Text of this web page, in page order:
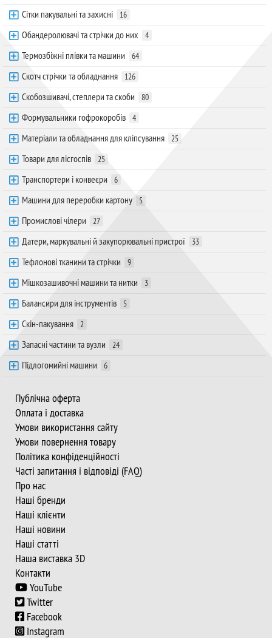
Сітки пакувальні та захисні 16
Обандеролювачі та стрічки до них 4
Термозбіжні плівки та машини 64
Скотч стрічки та обладнання 126
Скобозшивачі, степлери та скоби 80
Формувальники гофрокоробів 4
Матеріали та обладнання для кліпсування 25
Товари для лісгоспів 25
Транспортери і конвеєри 6
Машини для переробки картону 5
Промислові чілери 27
Датери, маркувальні й закупорювальні пристрої 33
Тефлонові тканини та стрічки 9
Мішкозашивочні машини та нитки 3
Балансири для інструментів 5
Скін-пакування 2
Запасні частини та вузли 24
Підлогомийні машини 6
Публічна оферта
Оплата і доставка
Умови використання сайту
Умови повернення товару
Політика конфіденційності
Часті запитання і відповіді (FAQ)
Про нас
Наші бренди
Наші клієнти
Наші новини
Наші статті
Наша виставка 3D
Контакти
YouTube
Twitter
Facebook
Instagram